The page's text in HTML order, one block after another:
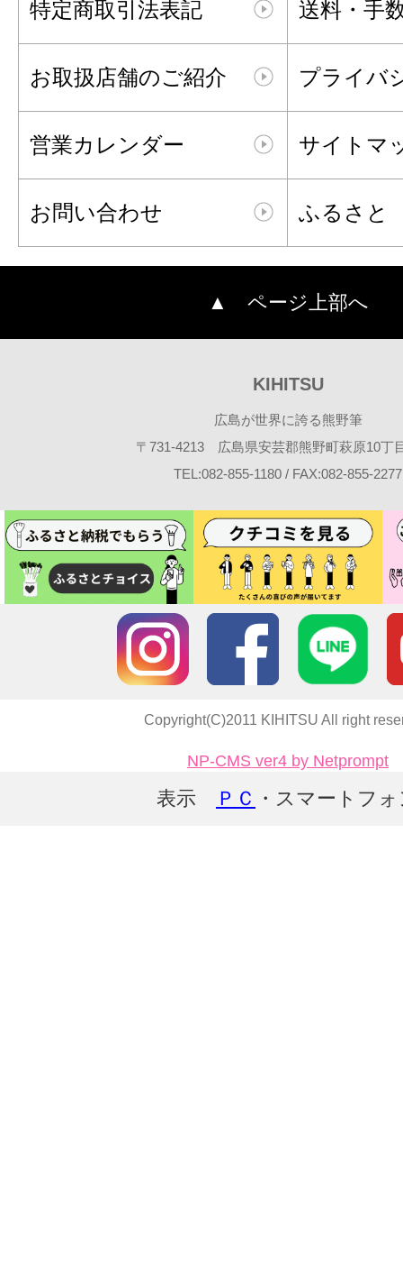
特定商取引法表記 送料・手
お取扱店舗のご紹介 プライバ
営業カレンダー サイトマ
お問い合わせ ふるさと
▲ ページ上部へ
KIHITSU
広島が世界に誇る熊野筆
〒731-4213 広島県安芸郡熊野町萩原10丁
TEL:082-855-1180 / FAX:082-855-2277
Copyright(C)2011 KIHITSU All right
NP-CMS ver4 by Netprompt
表示 ＰＣ ・スマートフ